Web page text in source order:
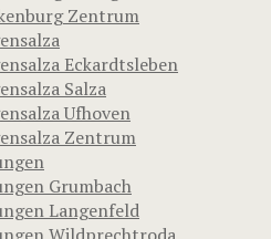
Zentrum
Eckardtsleben
Salza
Ufhoven
Zentrum
Grumbach
Langenfeld